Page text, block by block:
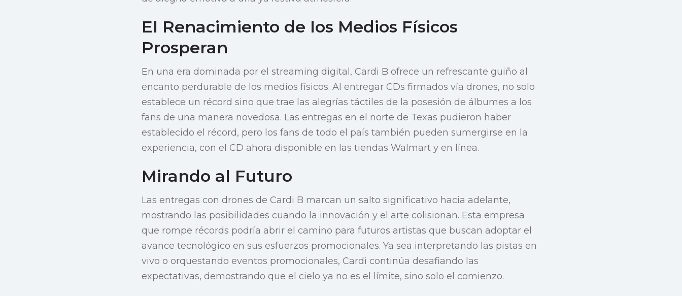
El Renacimiento de los Medios Físicos
Prosperan
En una era dominada por el streaming digital, Cardi B ofrece un refrescante guiño al
encanto perdurable de los medios físicos. Al entregar CDs firmados vía drones, no solo
establece un récord sino que trae las alegrías táctiles de la posesión de álbumes a los
fans de una manera novedosa. Las entregas en el norte de Texas pudieron haber
establecido el récord, pero los fans de todo el país también pueden sumergirse en la
experiencia, con el CD ahora disponible en las tiendas Walmart y en línea.
Mirando al Futuro
Las entregas con drones de Cardi B marcan un salto significativo hacia adelante,
mostrando las posibilidades cuando la innovación y el arte colisionan. Esta empresa
que rompe récords podría abrir el camino para futuros artistas que buscan adoptar el
avance tecnológico en sus esfuerzos promocionales. Ya sea interpretando las pistas en
vivo o orquestando eventos promocionales, Cardi continúa desafiando las
expectativas, demostrando que el cielo ya no es el límite, sino solo el comienzo.